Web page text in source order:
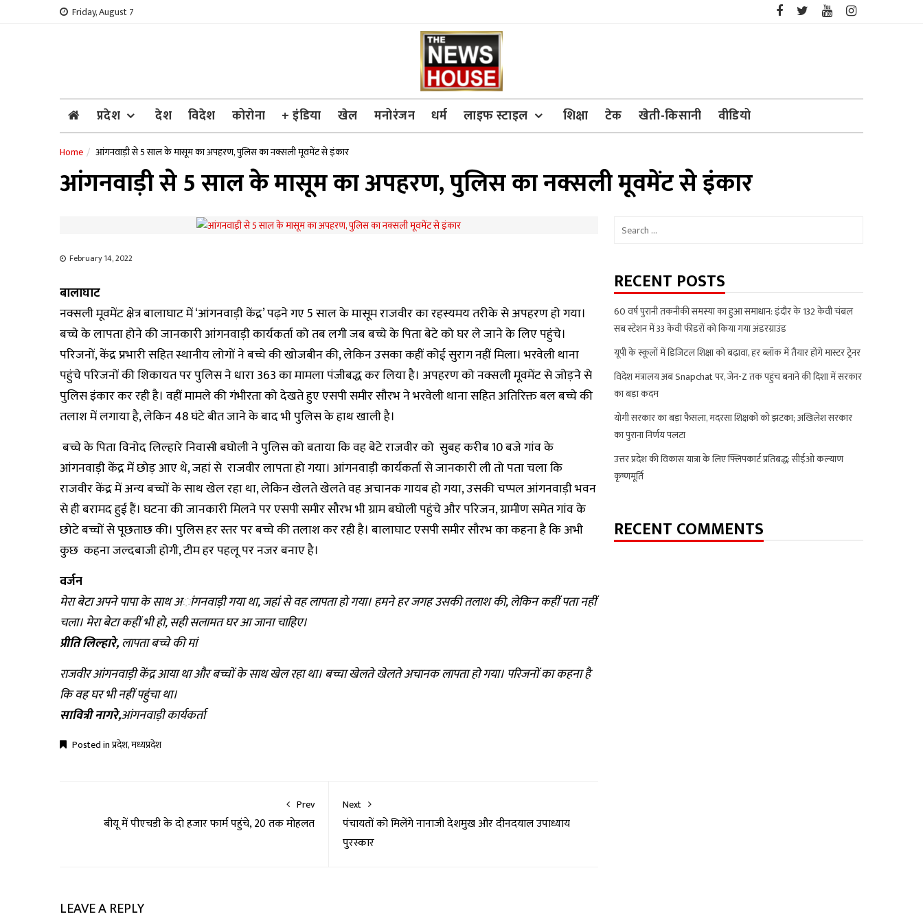
Friday, August 7
प्रदेश देश विदेश कोरोना + इंडिया खेल मनोरंजन धर्म लाइफ स्टाइल शिक्षा टेक खेती-किसानी वीडियो
Home आंगनवाड़ी से 5 साल के मासूम का अपहरण, पुलिस का नक्सली मूवमेंट से इंकार
आंगनवाड़ी से 5 साल के मासूम का अपहरण, पुलिस का नक्सली मूवमेंट से इंकार
February 14, 2022
बालाघाट
नक्सली मूवमेंट क्षेत्र बालाघाट में ‘आंगनवाड़ी केंद्र’ पढ़ने गए 5 साल के मासूम राजवीर का रहस्यमय तरीके से अपहरण हो गया।
बच्चे के लापता होने की जानकारी आंगनवाड़ी कार्यकर्ता को तब लगी जब बच्चे के पिता बेटे को घर ले जाने के लिए पहुंचे।
परिजनों, केंद्र प्रभारी सहित स्थानीय लोगों ने बच्चे की खोजबीन की, लेकिन उसका कहीं कोई सुराग नहीं मिला। भरवेली थाना
पहुंचे परिजनों की शिकायत पर पुलिस ने धारा 363 का मामला पंजीबद्ध कर लिया है। अपहरण को नक्सली मूवमेंट से जोड़ने से
पुलिस इंकार कर रही है। वहीं मामले की गंभीरता को देखते हुए एसपी समीर सौरभ ने भरवेली थाना सहित अतिरिक्त बल बच्चे की
तलाश में लगाया है, लेकिन 48 घंटे बीत जाने के बाद भी पुलिस के हाथ खाली है।
बच्चे के पिता विनोद लिल्हारे निवासी बघोली ने पुलिस को बताया कि वह बेटे राजवीर को सुबह करीब 10 बजे गांव के
आंगनवाड़ी केंद्र में छोड़ आए थे, जहां से राजवीर लापता हो गया। आंगनवाड़ी कार्यकर्ता से जानकारी ली तो पता चला कि
राजवीर केंद्र में अन्य बच्चों के साथ खेल रहा था, लेकिन खेलते खेलते वह अचानक गायब हो गया, उसकी चप्पल आंगनवाड़ी भवन
से ही बरामद हुई हैं। घटना की जानकारी मिलने पर एसपी समीर सौरभ भी ग्राम बघोली पहुंचे और परिजन, ग्रामीण समेत गांव के
छोटे बच्चों से पूछताछ की। पुलिस हर स्तर पर बच्चे की तलाश कर रही है। बालाघाट एसपी समीर सौरभ का कहना है कि अभी
कुछ कहना जल्दबाजी होगी, टीम हर पहलू पर नजर बनाए है।
वर्जन
मेरा बेटा अपने पापा के साथ अांगनवाड़ी गया था, जहां से वह लापता हो गया। हमने हर जगह उसकी तलाश की, लेकिन कहीं पता नहीं
चला। मेरा बेटा कहीं भी हो, सही सलामत घर आ जाना चाहिए।
प्रीति लिल्हारे,लापता बच्चे की मां
राजवीर आंगनवाड़ी केंद्र आया था और बच्चों के साथ खेल रहा था। बच्चा खेलते खेलते अचानक लापता हो गया। परिजनों का कहना है
कि वह घर भी नहीं पहुंचा था।
सावित्री नागरे,आंगनवाड़ी कार्यकर्ता
Posted inप्रदेश,मध्यप्रदेश
Prev
बीयू में पीएचडी के दो हजार फार्म पहुंचे, 20 तक मोहलत
Next
पंचायतों को मिलेंगे नानाजी देशमुख और दीनदयाल उपाध्याय
पुरस्कार
LEAVE A REPLY
Search
RECENT POSTS
60 वर्ष पुरानी तकनीकी समस्या का हुआ समाधान: इंदौर के 132 केवी चंबल
सब स्टेशन में 33 केवी फीडरों को किया गया अंडरग्राउंड
यूपी के स्कूलों में डिजिटल शिक्षा को बढ़ावा, हर ब्लॉक में तैयार होंगे मास्टर ट्रेनर
विदेश मंत्रालय अब Snapchat पर, जेन-Z तक पहुंच बनाने की दिशा में सरकार
का बड़ा कदम
योगी सरकार का बड़ा फैसला, मदरसा शिक्षकों को झटका; अखिलेश सरकार
का पुराना निर्णय पलटा
उत्तर प्रदेश की विकास यात्रा के लिए फ्लिपकार्ट प्रतिबद्ध: सीईओ कल्याण
कृष्णमूर्ति
RECENT COMMENTS